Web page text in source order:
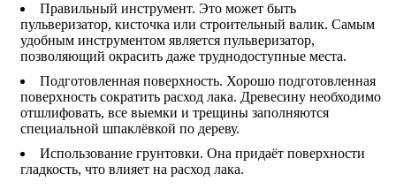
Правильный инструмент. Это может быть
пульверизатор, кисточка или строительный валик. Самым
удобным инструментом является пульверизатор,
позволяющий окрасить даже труднодоступные места.
Подготовленная поверхность. Хорошо подготовленная
поверхность сократить расход лака. Древесину необходимо
отшлифовать, все выемки и трещины заполняются
специальной шпаклёвкой по дереву.
Использование грунтовки. Она придаёт поверхности
гладкость, что влияет на расход лака.